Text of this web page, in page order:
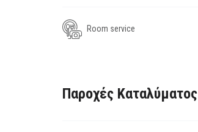
Room service
Παροχές Καταλύματος